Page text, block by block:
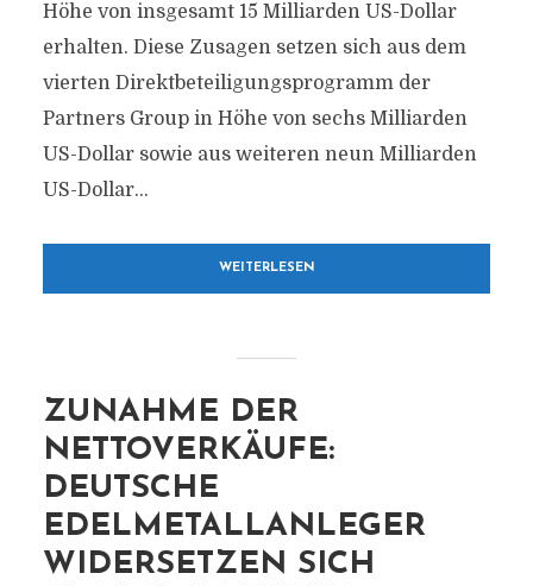
Höhe von insgesamt 15 Milliarden US-Dollar
erhalten. Diese Zusagen setzen sich aus dem
vierten Direktbeteiligungsprogramm der
Partners Group in Höhe von sechs Milliarden
US-Dollar sowie aus weiteren neun Milliarden
US-Dollar...
WEITERLESEN
ZUNAHME DER
NETTOVERKÄUFE:
DEUTSCHE
EDELMETALLANLEGER
WIDERSETZEN SICH